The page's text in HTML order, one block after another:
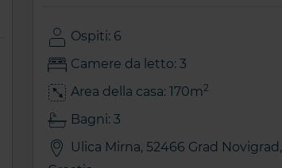
Ospiti: 6
Camere da letto: 3
Area della casa: 170m2
Bagni: 3
Ulica Mirna, 52466 Grad Novigrad,